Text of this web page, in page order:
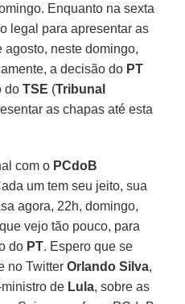
Enquanto na sexta
legal para apresentar as
neste domingo,
a decisão do PT
doTSE (Tribunal
as chapas até esta
com o PCdoB
um tem seu jeito, sua
agora, 22h, domingo,
vejo tão pouco, para
do PT. Espero que se
no TwitterOrlando Silva,
de Lula, sobre as